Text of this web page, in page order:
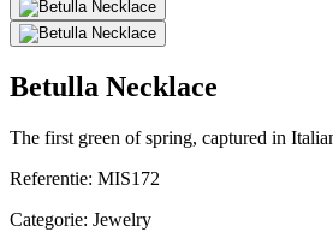
Betulla Necklace
The first green of spring, captured in
Referentie: MIS172
Categorie: Jewelry